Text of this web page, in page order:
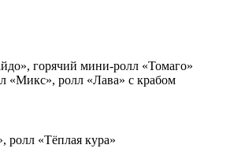
горячий мини-ролл «Томаго»
«Микс», ролл «Лава» с крабом
ролл «Тёплая кура»